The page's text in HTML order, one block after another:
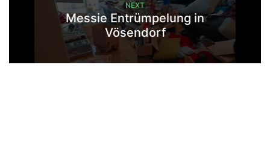
NEXT
Messie Entrümpelung in
Vösendorf